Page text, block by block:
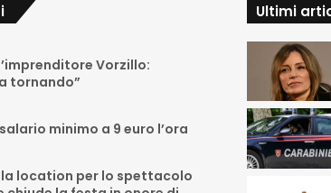
Vorzillo:
tornando”
minimo a 9 euro l’ora
location per lo spettacolo
Ultimi